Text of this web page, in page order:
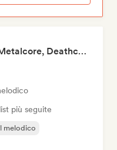
Metal Mayhem 🤘 Metalcore, Deathcore & Progressive Metal
più seguite
melodico